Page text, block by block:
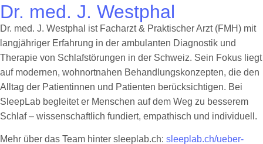
Dr. med. J. Westphal
Dr. med. J. Westphal ist Facharzt & Praktischer Arzt (FMH) mit
langjähriger Erfahrung in der ambulanten Diagnostik und
Therapie von Schlafstörungen in der Schweiz. Sein Fokus liegt
auf modernen, wohnortnahen Behandlungskonzepten, die den
Alltag der Patientinnen und Patienten berücksichtigen. Bei
SleepLab begleitet er Menschen auf dem Weg zu besserem
Schlaf – wissenschaftlich fundiert, empathisch und individuell.
Mehr über das Team hinter sleeplab.ch: sleeplab.ch/ueber-